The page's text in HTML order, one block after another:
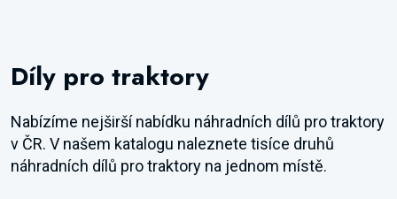
Díly pro traktory
Nabízíme nejširší nabídku náhradních dílů pro traktory
v ČR. V našem katalogu naleznete tisíce druhů
náhradních dílů pro traktory na jednom místě.